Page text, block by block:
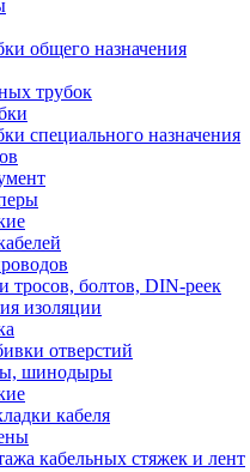
общего назначения
трубок
специального назначения
тросов, болтов, DIN-реек
изоляции
отверстий
шинодыры
кабеля
кабельных стяжек и лент